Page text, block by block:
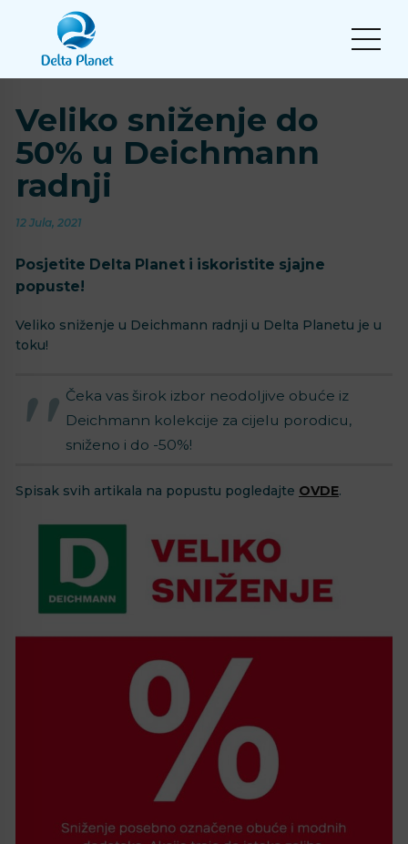
Veliko sniženje do
50% u Deichmann
radnji
12 Jula, 2021
Posjetite Delta Planet i iskoristite sjajne
popuste!
Veliko sniženje u Deichmann radnji u Delta Planetu je u
toku!
Čeka vas širok izbor neodoljive obuće iz
Deichmann kolekcije za cijelu porodicu,
sniženo i do -50%!
Spisak svih artikala na popustu pogledajte OVDE.